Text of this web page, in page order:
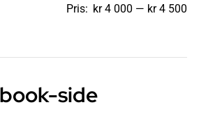
Pris: kr 4 000 — kr 4 500
side